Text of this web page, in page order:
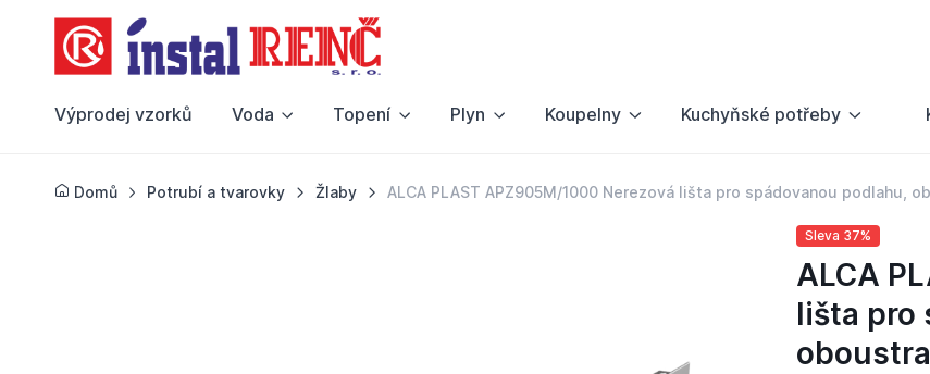
Výprodej vzorků Voda Topení Plyn Koupelny Kuchyňské potřeby
Domů Potrubí a tvarovky Žlaby ALCA PLAST APZ905M/1000 Nerezová lišta pro spádovanou podlahu,
Sleva 37%
ALCA
lišta pro